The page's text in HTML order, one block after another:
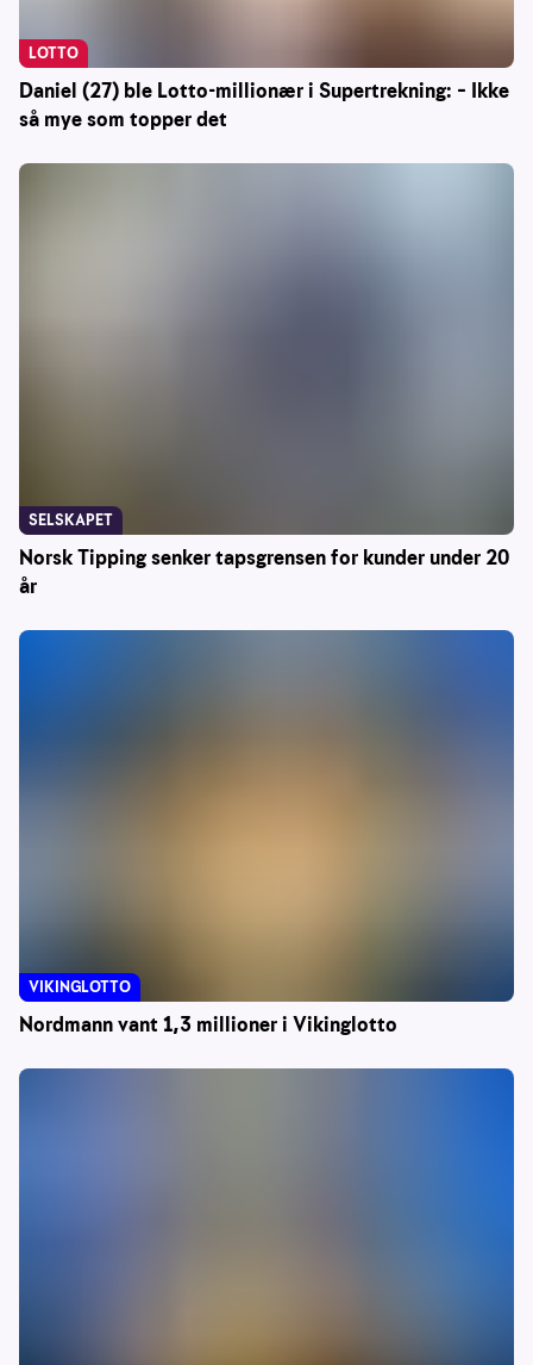
Daniel (27) ble Lotto-millionær i Supertrekning: – Ikke
så mye som topper det
LOTTO
Norsk Tipping senker tapsgrensen for kunder under 20
år
SELSKAPET
Nordmann vant 1,3 millioner i Vikinglotto
VIKINGLOTTO